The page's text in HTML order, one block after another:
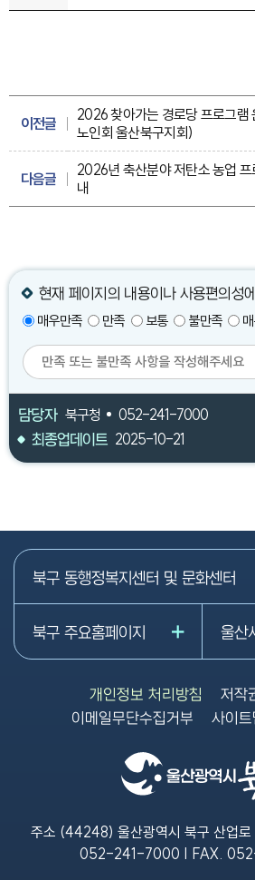
이전글
2026 찾아가는 경로당 프로그램
노인회 울산북구지회)
다음글
2026년 축산분야 저탄소 농업
내
현재 페이지의 내용이나 사용편의성
매우만족 만족 보통 불만족
담당자 북구청
052-241-7000
최종업데이트 2025-10-21
북구 동행정복지센터 및 문화센터
북구 주요홈페이지 울산
개인정보 처리방침
저작
이메일무단수집거부
사이트
주소 (44248) 울산광역시 북구 산업
052-241-7000 | FAX.